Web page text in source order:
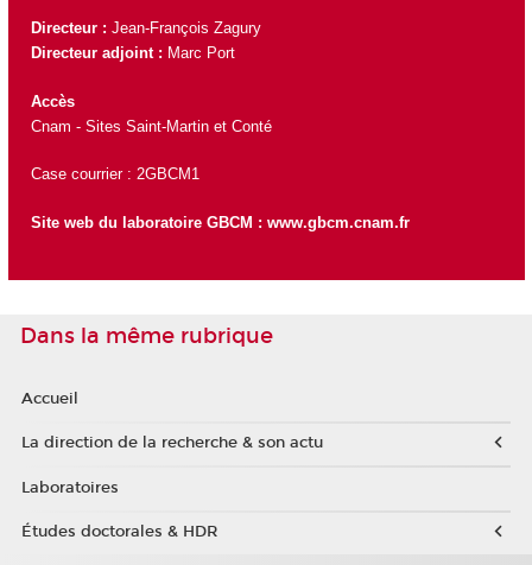
Directeur : Jean-François Zagury
Directeur adjoint : Marc Port
Accès
Cnam - Sites Saint-Martin et Conté
Case courrier : 2GBCM1
Site web du laboratoire GBCM : www.gbcm.cnam.fr
Dans la même rubrique
Accueil
La direction de la recherche & son actu
Laboratoires
Études doctorales & HDR